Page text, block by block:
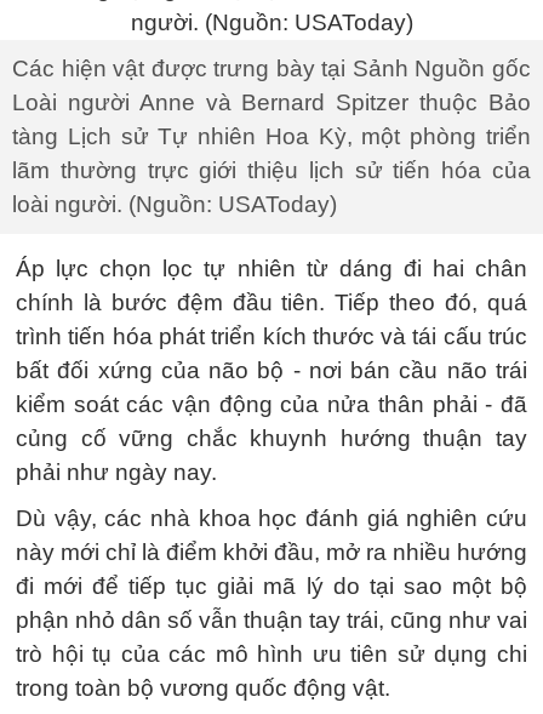
Các hiện vật được trưng bày tại Sảnh Nguồn gốc
Loài người Anne và Bernard Spitzer thuộc Bảo
tàng Lịch sử Tự nhiên Hoa Kỳ, một phòng triển
lãm thường trực giới thiệu lịch sử tiến hóa của
loài người. (Nguồn: USAToday)
Áp lực chọn lọc tự nhiên từ dáng đi hai chân
chính là bước đệm đầu tiên. Tiếp theo đó, quá
trình tiến hóa phát triển kích thước và tái cấu trúc
bất đối xứng của não bộ - nơi bán cầu não trái
kiểm soát các vận động của nửa thân phải - đã
củng cố vững chắc khuynh hướng thuận tay
phải như ngày nay.
Dù vậy, các nhà khoa học đánh giá nghiên cứu
này mới chỉ là điểm khởi đầu, mở ra nhiều hướng
đi mới để tiếp tục giải mã lý do tại sao một bộ
phận nhỏ dân số vẫn thuận tay trái, cũng như vai
trò hội tụ của các mô hình ưu tiên sử dụng chi
trong toàn bộ vương quốc động vật.